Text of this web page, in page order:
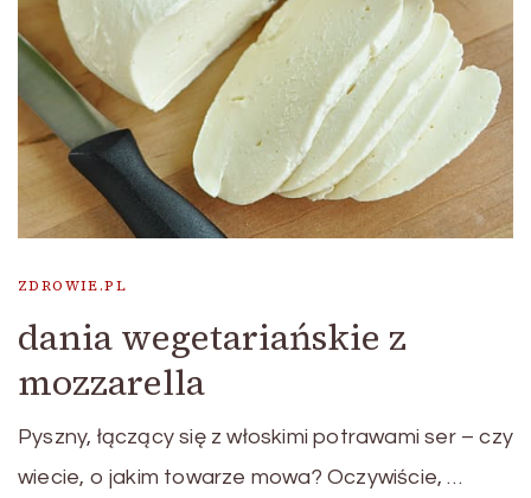
ZDROWIE.PL
dania wegetariańskie z
mozzarella
Pyszny, łączący się z włoskimi potrawami ser – czy
wiecie, o jakim towarze mowa? Oczywiście, …